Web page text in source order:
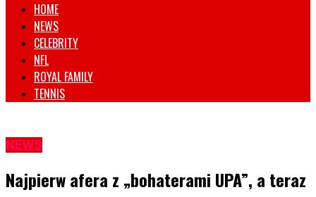
HOME
NEWS
CELEBRITY
NFL
ROYAL FAMILY
TENNIS
NEWS
Najpierw afera z „bohaterami UPA”, a teraz